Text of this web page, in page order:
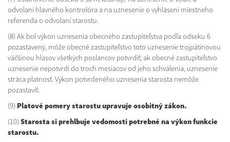
odvolaní hlavného kontrolóra a na uznesenie o vyhlásení miestneho
referenda o odvolaní starostu.
(8) Ak bol výkon uznesenia obecného zastupiteľstva podľa odseku 6
pozastavený, môže obecné zastupiteľstvo toto uznesenie trojpätinovou
väčšinou hlasov všetkých poslancov potvrdiť; ak obecné zastupiteľstvo
uznesenie nepotvrdí do troch mesiacov od jeho schválenia, uznesenie
stráca platnosť. Výkon potvrdeného uznesenia starosta nemôže
pozastaviť.
(9) Platové pomery starostu upravuje osobitný zákon.
(10) Starosta si prehlbuje vedomosti potrebné na výkon funkcie
starostu.